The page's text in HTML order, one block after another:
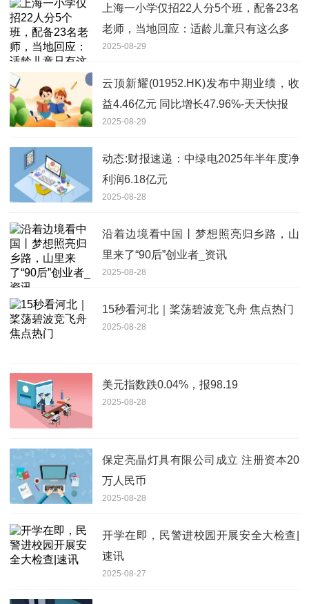
上海一小学仅招22人分5个班，配备23名
老师，当地回应：适龄儿童只有这么多
2025-08-29
云顶新耀(01952.HK)发布中期业绩，收
益4.46亿元 同比增长47.96%-天天快报
2025-08-29
动态:财报速递：中绿电2025年半年度净
利润6.18亿元
2025-08-28
沿着边境看中国丨梦想照亮归乡路，山
里来了“90后”创业者_资讯
2025-08-28
15秒看河北｜桨荡碧波竞飞舟 焦点热门
2025-08-28
美元指数跌0.04%，报98.19
2025-08-28
保定亮晶灯具有限公司成立 注册资本20
万人民币
2025-08-28
开学在即，民警进校园开展安全大检查|
速讯
2025-08-27